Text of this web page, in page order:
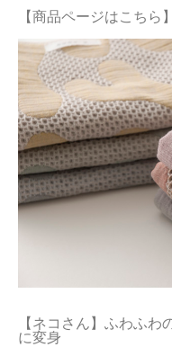
規約
大量購入・法人向けの購入の
【商品ページはこちら】
【ネコさん】ふわふわ
に変身